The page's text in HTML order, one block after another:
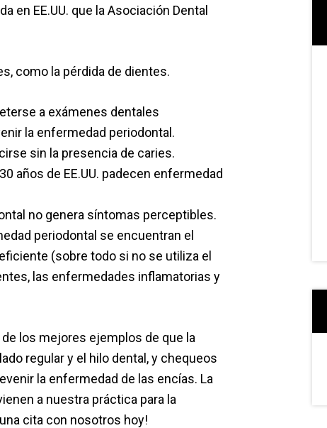
en EE.UU. que la Asociación Dental
como la pérdida de dientes.
a exámenes dentales
la enfermedad periodontal.
sin la presencia de caries.
años de EE.UU. padecen enfermedad
no genera síntomas perceptibles.
periodontal se encuentran el
(sobre todo si no se utiliza el
las enfermedades inflamatorias y
los mejores ejemplos de que la
regular y el hilo dental, y chequeos
la enfermedad de las encías. La
a nuestra práctica para la
cita con nosotros hoy!